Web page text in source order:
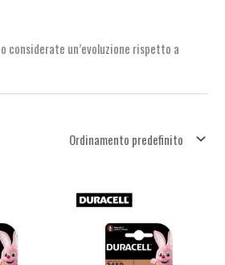
un’evoluzione rispetto a